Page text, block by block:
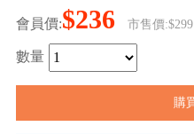
會員價:$236 市售價:$299
數量